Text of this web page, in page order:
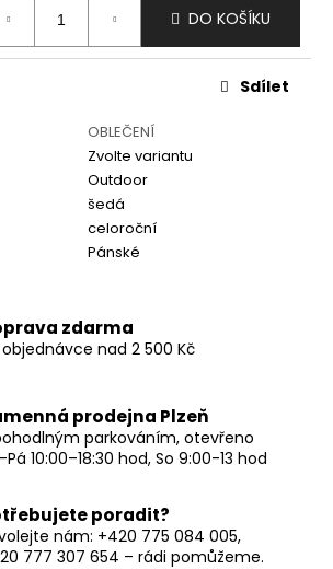
DO KOŠÍKU
OBLEČENÍ
Zvolte variantu
Outdoor
šedá
celoroční
Pánské
Sdílet
zdarma
nad 2 500 Kč
prodejna Plzeň
parkováním, otevřeno
10:00–18:30 hod, So 9:00-13 hod
poradit?
nám: +420 775 084 005,
777 307 654 – rádi pomůžeme.